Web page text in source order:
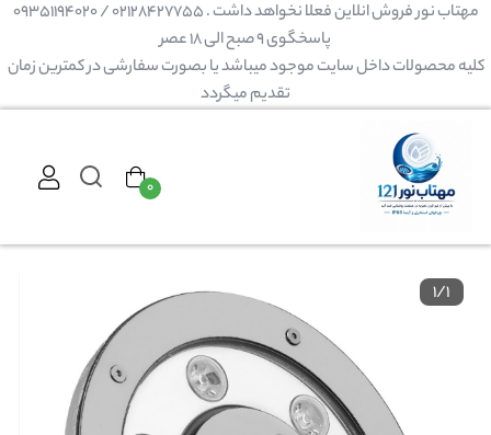
مهتاب نور فروش انلاین فعلا نخواهد داشت . 02128427755 / 09351194020
پاسخگوی 9 صبح الی 18 عصر
کلیه محصولات داخل سایت موجود میباشد یا بصورت سفارشی در کمترین زمان
تقدیم میگردد
۰